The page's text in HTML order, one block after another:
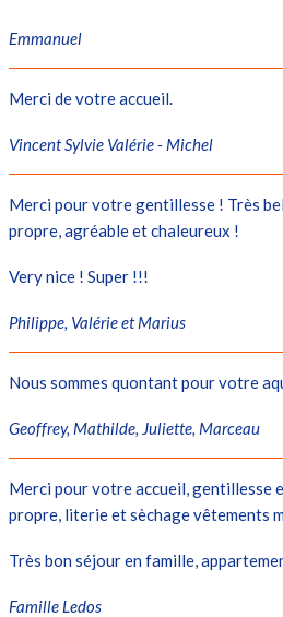
Emmanuel
Merci de votre accueil.
Vincent Sylvie Valérie - Michel
Merci pour votre gentillesse ! Très
propre, agréable et chaleureux !
Very nice ! Super !!!
Philippe, Valérie et Marius
Nous sommes quontant pour votre
Geoffrey, Mathilde, Juliette, Marceau
Merci pour votre accueil, gentillesse
propre, literie et sèchage vêtements
Très bon séjour en famille,
Famille Ledos